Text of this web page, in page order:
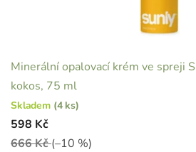
Minerální opalovací krém ve spreji
kokos, 75 ml
Skladem (4 ks)
598 Kč
666 Kč (–10 %)